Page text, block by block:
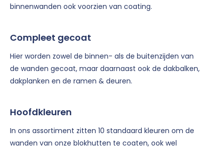
binnenwanden ook voorzien van coating.
Compleet gecoat
Hier worden zowel de binnen- als de buitenzijden van
de wanden gecoat, maar daarnaast ook de dakbalken,
dakplanken en de ramen & deuren.
Hoofdkleuren
In ons assortiment zitten 10 standaard kleuren om de
wanden van onze blokhutten te coaten, ook wel